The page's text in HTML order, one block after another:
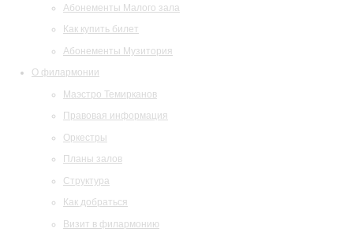
Абонементы Малого зала
Как купить билет
Абонементы Музитория
О филармонии
Маэстро Темирканов
Правовая информация
Оркестры
Планы залов
Структура
Как добраться
Визит в филармонию